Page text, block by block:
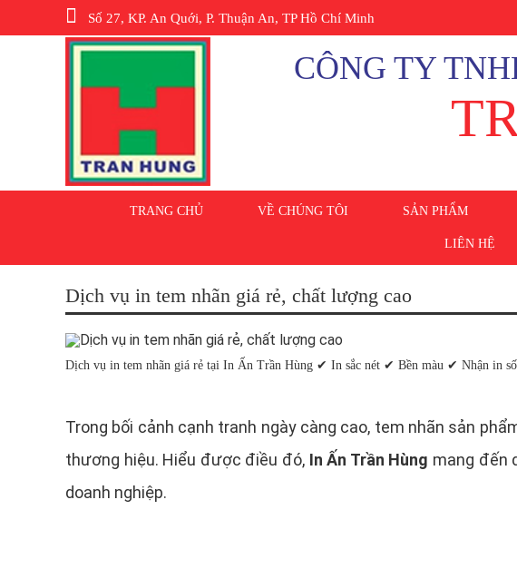
Số 27, KP. An Quới, P. Thuận An, TP Hồ Chí Minh
CÔNG TY
TRANG CHỦ VỀ CHÚNG TÔI SẢN PHẨM
LIÊN HỆ
Dịch vụ in tem nhãn giá rẻ, chất lượng cao
Dịch vụ in tem nhãn giá rẻ tại In Ấn Trần Hùng ✔ In sắc nét ✔ Bền màu ✔ Nhận in
Trong bối cảnh cạnh tranh ngày càng cao, tem nhãn sản
thương hiệu. Hiểu được điều đó, In Ấn Trần Hùng mang đến
doanh nghiệp.